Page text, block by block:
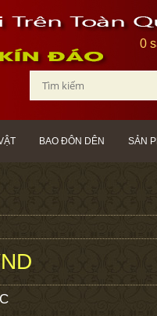
0
BAO ĐÔN DÊN SẢN